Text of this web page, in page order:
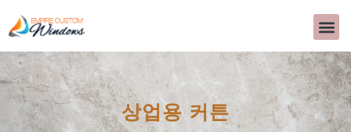
상업용 커튼